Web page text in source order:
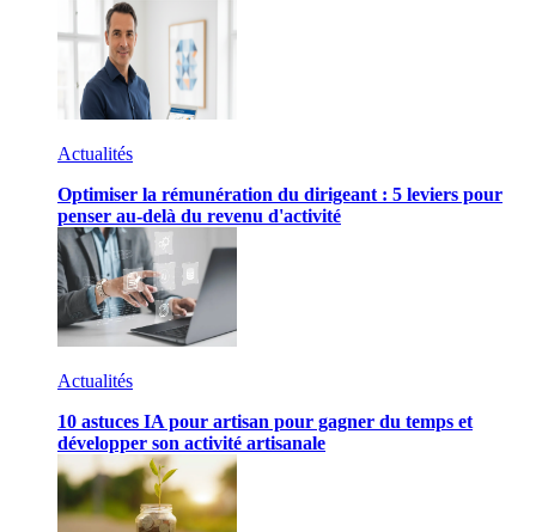
Actualités
Optimiser la rémunération du dirigeant : 5 leviers pour
penser au-delà du revenu d'activité
Actualités
10 astuces IA pour artisan pour gagner du temps et
développer son activité artisanale